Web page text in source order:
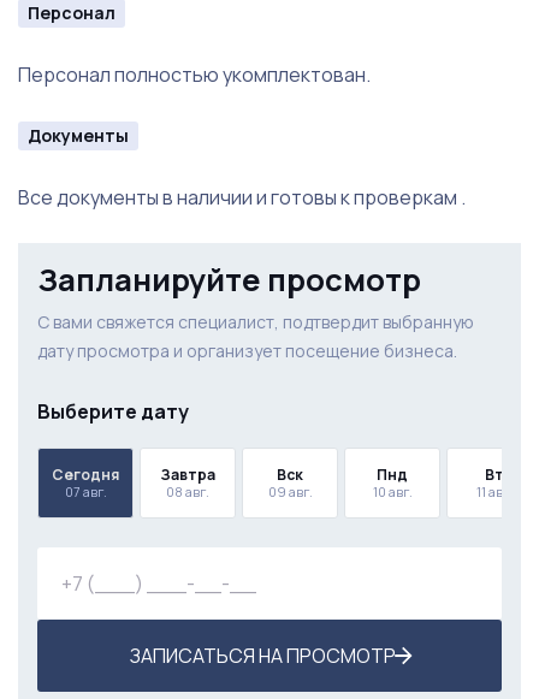
Персонал
Персонал полностью укомплектован.
Документы
Все документы в наличии и готовы к проверкам .
Запланируйте просмотр
С вами свяжется специалист, подтвердит выбранную
дату просмотра и организует посещение бизнеса.
Выберите дату
Сегодня
07 авг.
Завтра
08 авг.
Вск
09 авг.
Пнд
10 авг.
Вт
11 авг.
ЗАПИСАТЬСЯ НА ПРОСМОТР